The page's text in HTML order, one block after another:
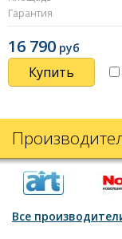
Гарантия
16 790 руб
Купить
Все